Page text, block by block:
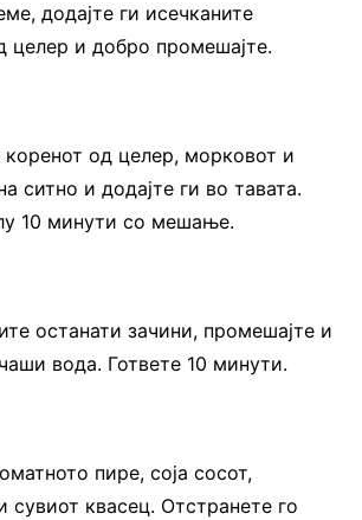
додајте ги исечканите
целер и добро промешајте.
коренот од целер, морковот и
ситно и додајте ги во тавата.
10 минути со мешање.
останати зачини, промешајте и
вода. Гответе 10 минути.
пире, соја сосот,
сувиот квасец. Отстранете го